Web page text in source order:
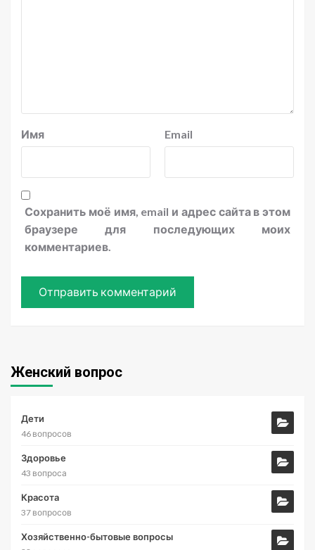
Имя Email
Сохранить моё имя, email и адрес сайта в этом
браузере для последующих моих
комментариев.
Женский вопрос
Дети
46 вопросов
Здоровье
43 вопроса
Красота
37 вопросов
Хозяйственно-бытовые вопросы